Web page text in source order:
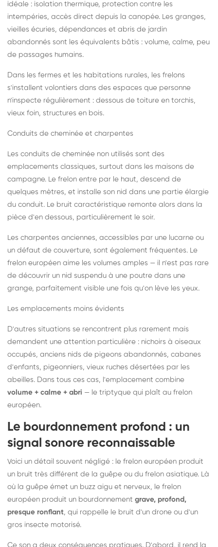
idéale : isolation thermique, protection contre les
intempéries, accès direct depuis la canopée. Les granges,
vieilles écuries, dépendances et abris de jardin
abandonnés sont les équivalents bâtis : volume, calme, peu
de passages humains.
Dans les fermes et les habitations rurales, les frelons
s'installent volontiers dans des espaces que personne
n'inspecte régulièrement : dessous de toiture en torchis,
vieux foin, structures en bois.
Conduits de cheminée et charpentes
Les conduits de cheminée non utilisés sont des
emplacements classiques, surtout dans les maisons de
campagne. Le frelon entre par le haut, descend de
quelques mètres, et installe son nid dans une partie élargie
du conduit. Le bruit caractéristique remonte alors dans la
pièce d'en dessous, particulièrement le soir.
Les charpentes anciennes, accessibles par une lucarne ou
un défaut de couverture, sont également fréquentes. Le
frelon européen aime les volumes amples — il n'est pas rare
de découvrir un nid suspendu à une poutre dans une
grange, parfaitement visible une fois qu'on lève les yeux.
Les emplacements moins évidents
D'autres situations se rencontrent plus rarement mais
demandent une attention particulière : nichoirs à oiseaux
occupés, anciens nids de pigeons abandonnés, cabanes
d'enfants, pigeonniers, vieux ruches désertées par les
abeilles. Dans tous ces cas, l'emplacement combine
volume + calme + abri — le triptyque qui plaît au frelon
européen.
Le bourdonnement profond : un
signal sonore reconnaissable
Voici un détail souvent négligé : le frelon européen produit
un bruit très différent de la guêpe ou du frelon asiatique. Là
où la guêpe émet un buzz aigu et nerveux, le frelon
européen produit un bourdonnement grave, profond,
presque ronflant, qui rappelle le bruit d'un drone ou d'un
gros insecte motorisé.
Ce son a deux conséquences pratiques. D'abord, il rend la